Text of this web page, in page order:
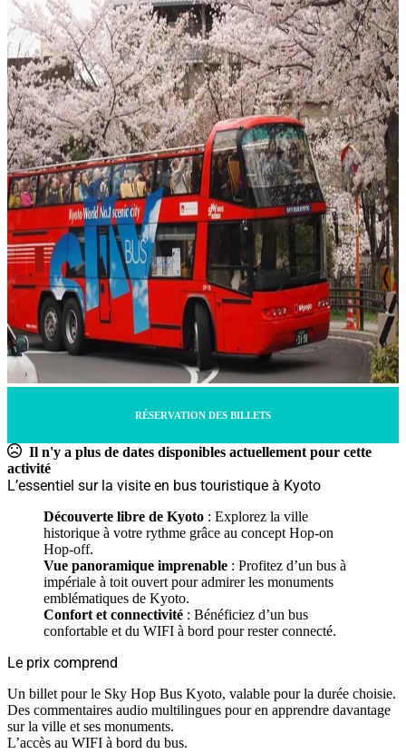
RÉSERVATION DES BILLETS
Il n'y a plus de dates disponibles actuellement pour cette
activité
L’essentiel sur la visite en bus touristique à Kyoto
Découverte libre de Kyoto : Explorez la ville
historique à votre rythme grâce au concept Hop-on
Hop-off.
Vue panoramique imprenable : Profitez d’un bus à
impériale à toit ouvert pour admirer les monuments
emblématiques de Kyoto.
Confort et connectivité : Bénéficiez d’un bus
confortable et du WIFI à bord pour rester connecté.
Le prix comprend
Un billet pour le Sky Hop Bus Kyoto, valable pour la durée choisie.
Des commentaires audio multilingues pour en apprendre davantage
sur la ville et ses monuments.
L’accès au WIFI à bord du bus.